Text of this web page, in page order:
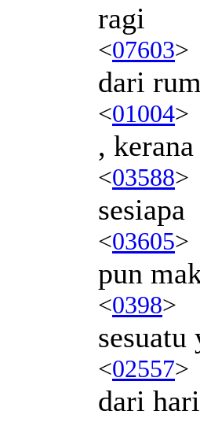
ragi
<07603>
dari
<01004>
, kerana
<03588>
sesiapa
<03605>
pun
<0398>
sesuatu
<02557>
dari hari